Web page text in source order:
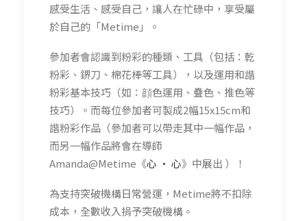
感受生活、感受自己，讓人在忙碌中，享受屬
於自己的「Metime」。
參加者會認識到粉彩的種類、工具（包括：乾
粉彩、鎅刀、棉花棒等工具），以及運用和諧
粉彩基本技巧（如：顔色運用、疊色、推色等
技巧）。而每位參加者可製成2幅15x15cm和
諧粉彩作品（參加者可以帶走其中一幅作品，
而另一幅作品將會在導師
Amanda@Metime《心 • 心》中展出 ）！
為支持突破機構日常營運，Metime將不扣除
成本，全數收入捐予突破機構。